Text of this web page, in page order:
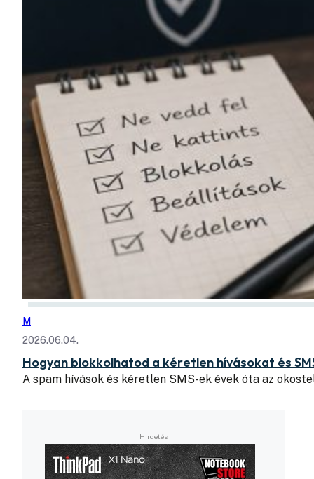
M
2026.06.04.
Hogyan blokkolhatod a kéretlen hívásokat és
A spam hívások és kéretlen SMS-ek évek óta az